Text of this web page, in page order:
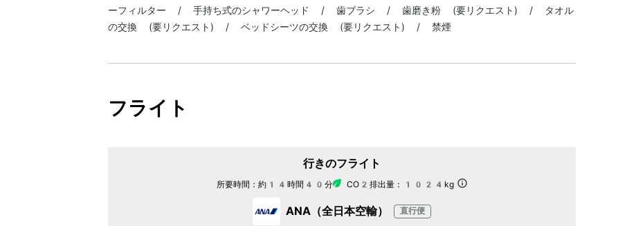
ーフィルター / 手持ち式のシャワーヘッド / 歯ブラシ / 歯磨き粉 (要リクエスト) / タオル
の交換 (要リクエスト) / ベッドシーツの交換 (要リクエスト) / 禁煙
フライト
行きのフライト
所要時間： 約14時間40分 CO2排出量： 1024kg
ANA（全日本空輸） 直行便